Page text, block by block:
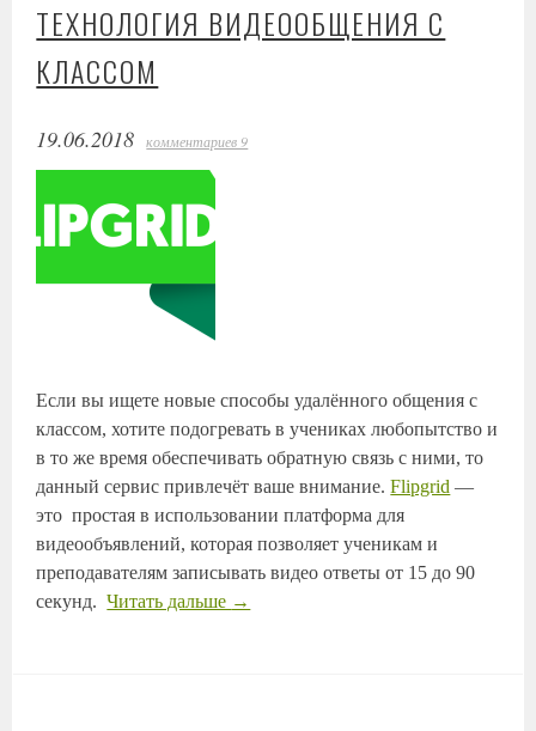
ТЕХНОЛОГИЯ ВИДЕООБЩЕНИЯ С
КЛАССОМ
19.06.2018 комментариев 9
Если вы ищете новые способы удалённого общения с
классом, хотите подогревать в учениках любопытство и
в то же время обеспечивать обратную связь с ними, то
данный сервис привлечёт ваше внимание.Flipgrid —
это простая в использовании платформа для
видеообъявлений, которая позволяет ученикам и
преподавателям записывать видео ответы от 15 до 90
секунд.Читать дальше →